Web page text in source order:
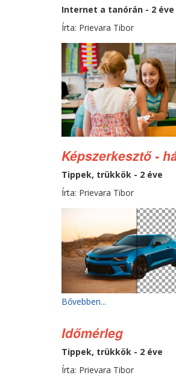
Internet a tanórán - 2 éve
Írta: Prievara Tibor
Képszerkesztő -
Tippek, trükkök - 2 éve
Írta: Prievara Tibor
Bővebben...
Időmérleg
Tippek, trükkök - 2 éve
Írta: Prievara Tibor